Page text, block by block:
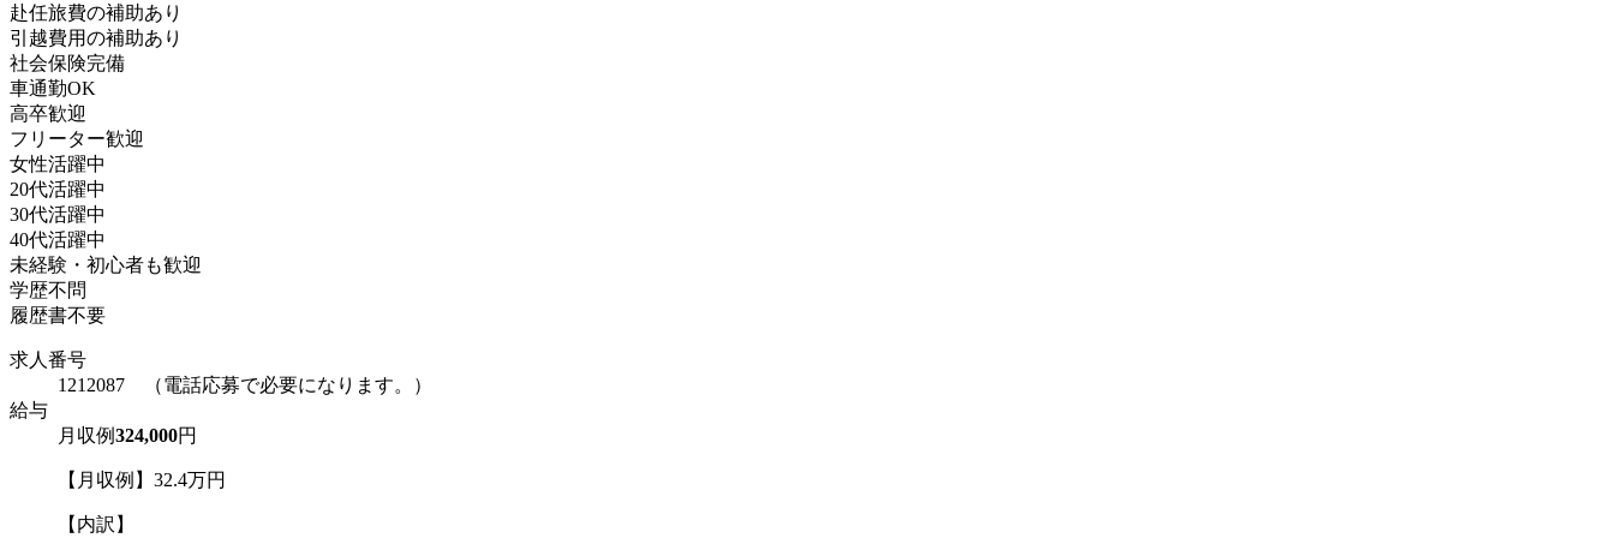
赴任旅費の補助あり
引越費用の補助あり
社会保険完備
車通勤OK
高卒歓迎
フリーター歓迎
女性活躍中
20代活躍中
30代活躍中
40代活躍中
未経験・初心者も歓迎
学歴不問
履歴書不要
求人番号
1212087 （電話応募で必要になります。）
給与
月収例324,000円
【月収例】32.4万円
【内訳】